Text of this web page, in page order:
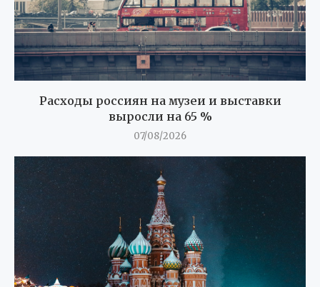
Расходы россиян на музеи и выставки
выросли на 65 %
07/08/2026